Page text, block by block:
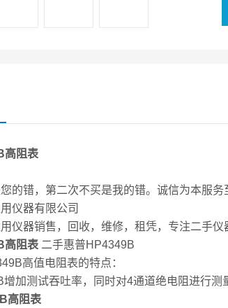
高阻表
的错，第二次不买是我的错。诚信为本服务
仪器有限公司
仪器销售，回收，维修，租凭，专注二手仪
高阻表 二手惠普HP4349B
高值电阻表的特点：
加测试吞吐率，同时对4通道绝电阻进行测
高阻表